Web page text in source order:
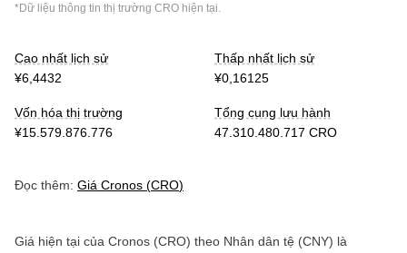
*Dữ liệu thông tin thị trường CRO hiện tại.
Cao nhất lịch sử
¥6,4432
Thấp nhất lịch sử
¥0,16125
Vốn hóa thị trường
¥15.579.876.776
Tổng cung lưu hành
47.310.480.717 CRO
Đọc thêm: Giá Cronos (CRO)
Giá hiện tại của Cronos (CRO) theo Nhân dân tệ (CNY) là